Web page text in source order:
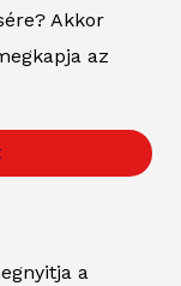
Akkor
az
a